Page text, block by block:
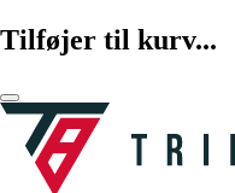
Tilføjer til kurv...